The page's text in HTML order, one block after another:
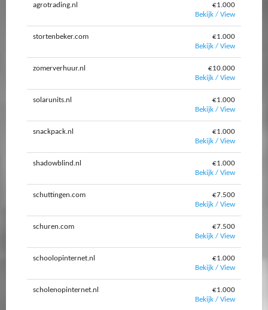
agrotrading.nl
€1.000
Bekijk / View
stortenbeker.com
€1.000
Bekijk / View
zomerverhuur.nl
€10.000
Bekijk / View
solarunits.nl
€1.000
Bekijk / View
snackpack.nl
€1.000
Bekijk / View
shadowblind.nl
€1.000
Bekijk / View
schuttingen.com
€7.500
Bekijk / View
schuren.com
€7.500
Bekijk / View
schoolopinternet.nl
€1.000
Bekijk / View
scholenopinternet.nl
€1.000
Bekijk / View